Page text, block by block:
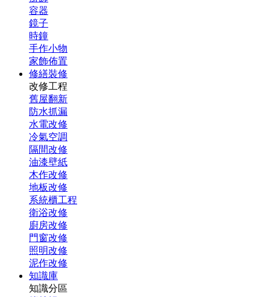
容器
鏡子
時鐘
手作小物
家飾佈置
修繕裝修
改修工程
舊屋翻新
防水抓漏
水電改修
冷氣空調
隔間改修
油漆壁紙
木作改修
地板改修
系統櫃工程
衛浴改修
廚房改修
門窗改修
照明改修
泥作改修
知識庫
知識分區